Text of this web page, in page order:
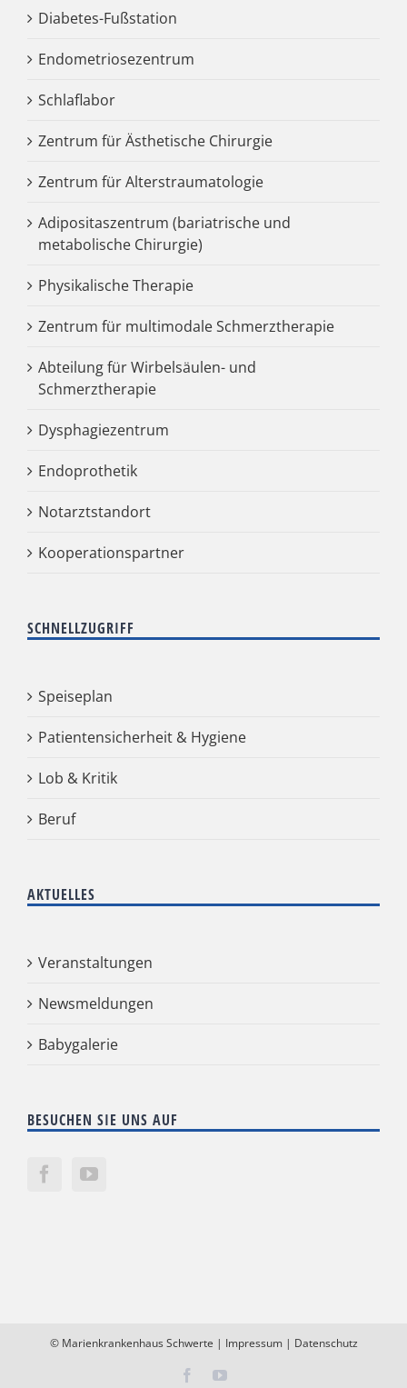
Diabetes-Fußstation
Endometriosezentrum
Schlaflabor
Zentrum für Ästhetische Chirurgie
Zentrum für Alterstraumatologie
Adipositaszentrum (bariatrische und
metabolische Chirurgie)
Physikalische Therapie
Zentrum für multimodale Schmerztherapie
Abteilung für Wirbelsäulen- und
Schmerztherapie
Dysphagiezentrum
Endoprothetik
Notarztstandort
Kooperationspartner
SCHNELLZUGRIFF
Speiseplan
Patientensicherheit & Hygiene
Lob & Kritik
Beruf
AKTUELLES
Veranstaltungen
Newsmeldungen
Babygalerie
BESUCHEN SIE UNS AUF
© Marienkrankenhaus Schwerte | Impressum| Datenschutz
FacebookYouTube